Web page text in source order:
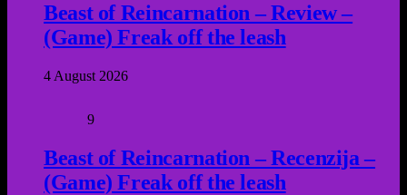
Beast of Reincarnation – Review –
(Game) Freak off the leash
4 August 2026
9
Beast of Reincarnation – Recenzija –
(Game) Freak off the leash